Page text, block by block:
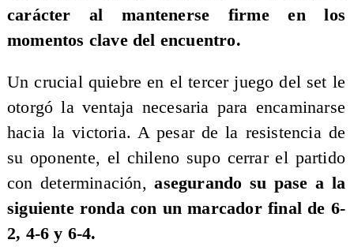
carácter al mantenerse firme en los
momentos clave del encuentro.
Un crucial quiebre en el tercer juego del set le
otorgó la ventaja necesaria para encaminarse
hacia la victoria. A pesar de la resistencia de
su oponente, el chileno supo cerrar el partido
con determinación,asegurando su pase a la
siguiente ronda con un marcador final de 6-
2, 4-6 y 6-4.